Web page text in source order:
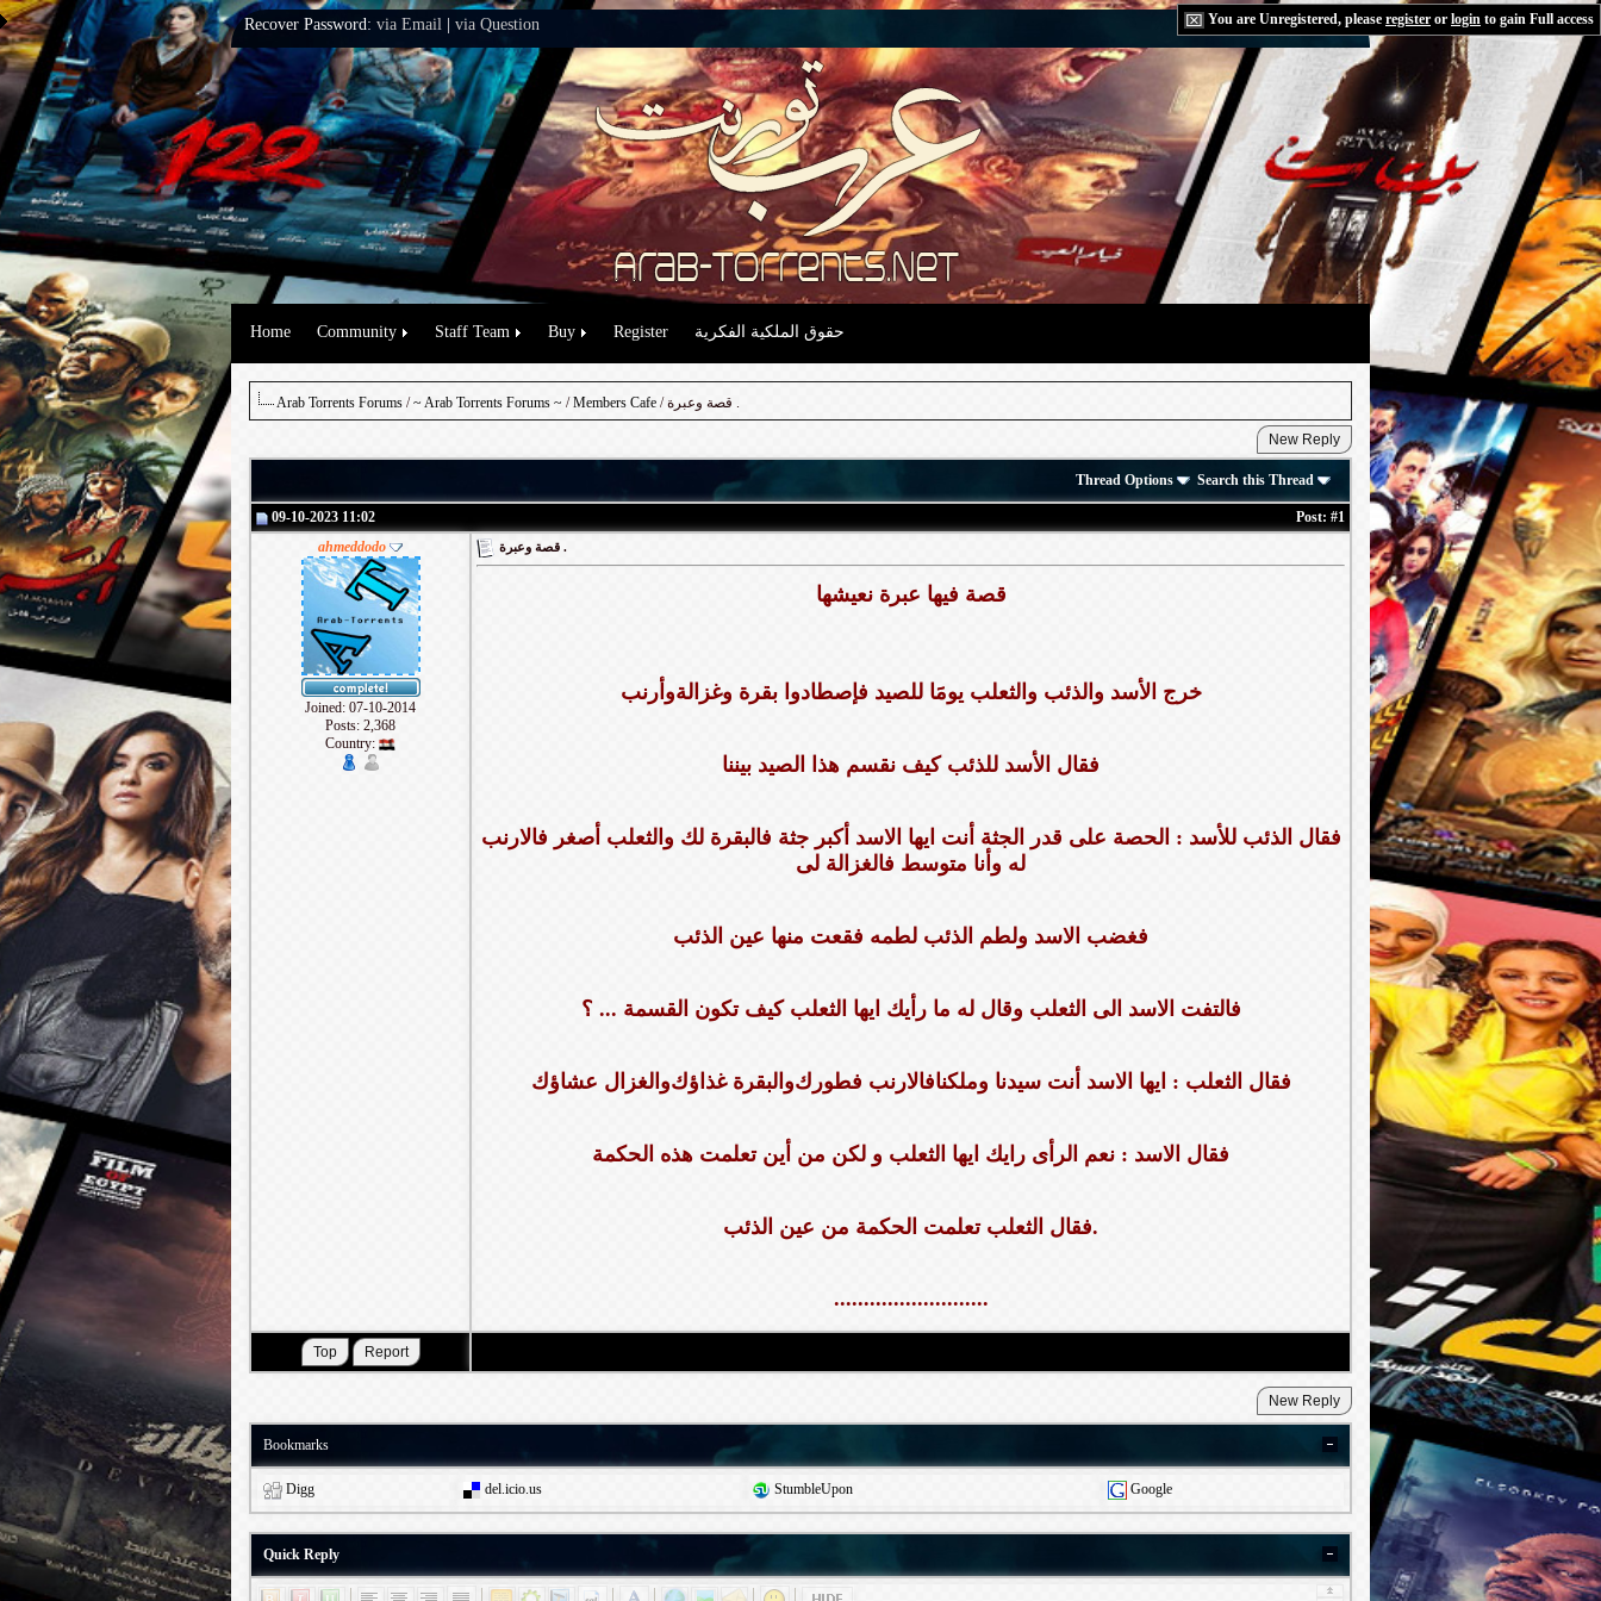
You are Unregistered, please register or login to gain Full access
Recover Password: via Email via Question
Home Community Staff Team Buy Register حقوق الملكية الفكرية
Arab Torrents Forums /~ Arab Torrents Forums ~ /Members Cafe
Thread Options Search this Thread
Post: #1
09-10-2023 11:02
ahmeddodo
Joined: 07-10-2014
Posts: 2,368
Country:
قصة وعبرة .
قصة فيها عبرة نعيشها
ﺧﺮﺝ ﺍلأﺳﺪ ﻭﺍﻟﺬﺋﺐ ﻭﺍﻟﺜﻌﻠﺐ يومََا ﻟﻠﺼﻴﺪ فإصطادوا ﺑﻘﺮﺓ ﻭﻏﺰﺍﻟﺔﻭﺃﺭﻧﺐ
ﻓﻘﺎﻝ ﺍلأﺳﺪ ﻟﻠﺬﺋﺐ ﻛﻴﻒ ﻧﻘﺴﻢ ﻫﺬﺍ ﺍﻟﺼﻴﺪ ﺑﻴﻨﻨﺎ
ﻓﻘﺎﻝ ﺍﻟﺬﺋﺐ للأسد : ﺍﻟﺤﺼﺔ ﻋﻠﻰ ﻗﺪﺭ ﺍﻟﺠﺜﺔ ﺃﻧﺖ ﺍﻳﻬﺎ ﺍﻻﺳﺪ ﺃﻛﺒﺮ ﺟﺜﺔ ﻓﺎﻟﺒﻘﺮﺓ ﻟﻚ ﻭﺍﻟﺜﻌﻠﺐ ﺃﺻﻐﺮ ﻓﺎﻻﺭﻧﺐ
ﻟﻪ ﻭﺃﻧﺎ ﻣﺘﻮﺳﻂ ﻓﺎﻟﻐﺰﺍﻟﺔ ﻟﻰ
ﻓﻐﻀﺐ ﺍﻻﺳﺪ ﻭﻟﻄﻢ ﺍﻟﺬﺋﺐ ﻟﻄﻤﻪ ﻓﻘﻌﺖ ﻣﻨﻬﺎ ﻋﻴﻦ ﺍﻟﺬﺋﺐ
ﻓﺎﻟﺘﻔﺖ ﺍﻻﺳﺪ ﺍﻟﻰ ﺍﻟﺜﻌﻠﺐ ﻭﻗﺎﻝ ﻟﻪ ﻣﺎ ﺭﺃﻳﻚ ﺍﻳﻬﺎ ﺍﻟﺜﻌﻠﺐ ﻛﻴﻒ ﺗﻜﻮﻥ ﺍﻟﻘﺴﻤﺔ ... ؟
ﻓﻘﺎﻝ ﺍﻟﺜﻌﻠﺐ : ﺍﻳﻬﺎ ﺍﻻﺳﺪ ﺃﻧﺖ ﺳﻴﺪﻧﺎ ﻭﻣﻠﻜﻨﺎﻓﺎﻻﺭﻧﺐ ﻓﻄﻮﺭﻙﻭﺍﻟﺒﻘﺮﺓ ﻏﺬﺍؤﻙﻭﺍﻟﻐﺰﺍﻝ ﻋﺸﺎؤﻙ
ﻓﻘﺎﻝ ﺍﻻﺳﺪ : ﻧﻌﻢ ﺍﻟﺮﺃﻯ ﺭﺍﻳﻚ ﺍﻳﻬﺎ ﺍﻟﺜﻌﻠﺐ و لكن ﻣﻦ ﺃﻳﻦ ﺗﻌﻠﻤﺖ ﻫﺬﻩ ﺍﻟﺤﻜﻤﺔ
ﻓﻘﺎﻝ ﺍﻟﺜﻌﻠﺐ ﺗﻌﻠﻤﺖ ﺍﻟﺤﻜﻤﺔ ﻣﻦ ﻋﻴﻦ ﺍﻟﺬﺋﺐ.
..........................
Bookmarks
Digg del.icio.us StumbleUpon Google
Quick Reply